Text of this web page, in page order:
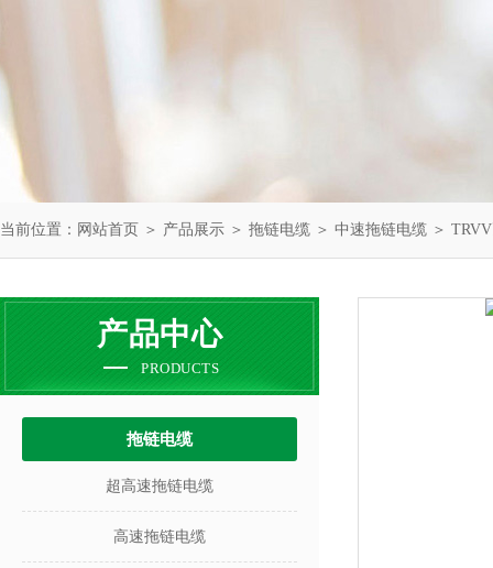
当前位置： 网站首页 ＞ 产品展示 ＞ 拖链电缆 ＞ 中速拖链电缆 ＞
产品中心
PRODUCTS
拖链电缆
超高速拖链电缆
高速拖链电缆